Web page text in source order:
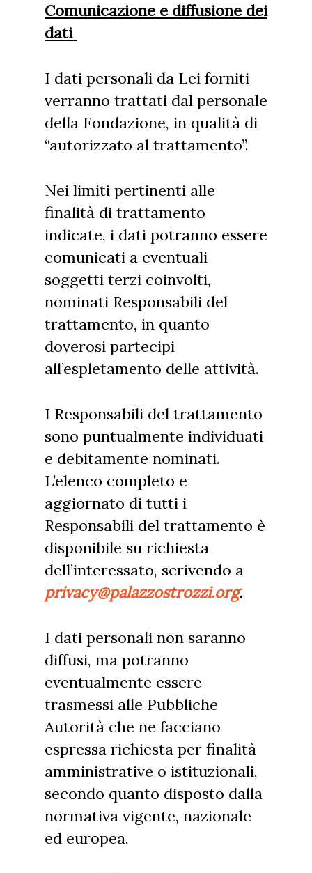
Comunicazione e diffusione dei
dati
I dati personali da Lei forniti
verranno trattati dal personale
della Fondazione, in qualità di
“autorizzato al trattamento”.
Nei limiti pertinenti alle
finalità di trattamento
indicate, i dati potranno essere
comunicati a eventuali
soggetti terzi coinvolti,
nominati Responsabili del
trattamento, in quanto
doverosi partecipi
all’espletamento delle attività.
I Responsabili del trattamento
sono puntualmente individuati
e debitamente nominati.
L’elenco completo e
aggiornato di tutti i
Responsabili del trattamento è
disponibile su richiesta
dell’interessato, scrivendo a
privacy@palazzostrozzi.org.
I dati personali non saranno
diffusi, ma potranno
eventualmente essere
trasmessi alle Pubbliche
Autorità che ne facciano
espressa richiesta per finalità
amministrative o istituzionali,
secondo quanto disposto dalla
normativa vigente, nazionale
ed europea.